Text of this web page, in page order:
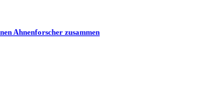
Ahnenforscher zusammen